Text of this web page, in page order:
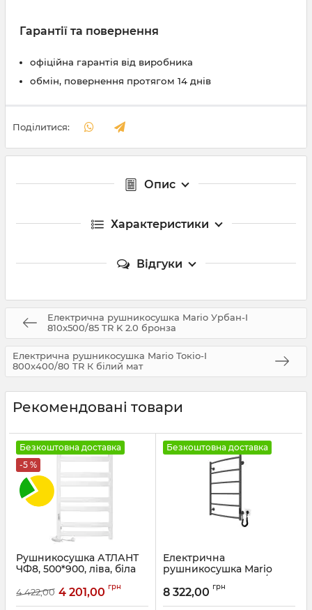
Гарантії та повернення
офіційна гарантія від виробника
обмін, повернення протягом 14 днів
Поділитися:
Опис
Характеристики
Відгуки
Електрична рушникосушка Mario Урбан-I
810x500/85 TR K 2.0 бронза
Електрична рушникосушка Mario Токіо-I
800х400/80 TR К білий мат
Рекомендовані товари
Безкоштовна доставка
-5 %
Рушникосушка АТЛАНТ
ЧФ8, 500*900, ліва, біла
4 422,00 4 201,00 грн
Безкоштовна доставка
Електрична
рушникосушка Mario
Класік НР-І 800х530/85 TR
К графіт
Артикул:2.3.0115.10.P-GR
8 322,00 грн